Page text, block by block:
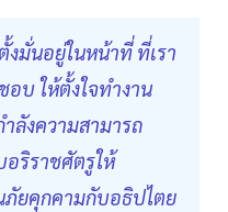
งมั่นอยู่ในหน้าที่ ที่เรา
บ ให้ตั้งใจทำงาน
ลังความสามารถ
อริราชศัตรูให้
ภัยคุกคามกับอธิปไตย